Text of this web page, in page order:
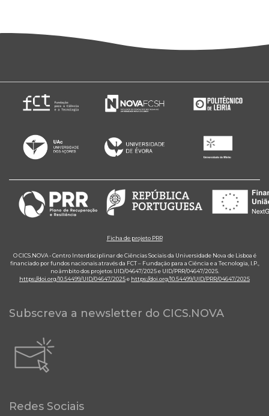
Ficha de projeto PRR
O CICS.NOVA - Centro Interdisciplinar de Ciências Sociais da Universidade Nova de Lisboa é
financiado por fundos nacionais através da FCT – Fundação para a Ciência e a Tecnologia, I.P.,
no âmbito dos projetos UID/04647/2025 e UID/PRR/04647/2025.
https://doi.org/10.54499/UID/04647/2025e https://doi.org/10.54499/UID/PRR/04647/2025
Subscreva a newsletter do CICS.NOVA
Redes Sociais